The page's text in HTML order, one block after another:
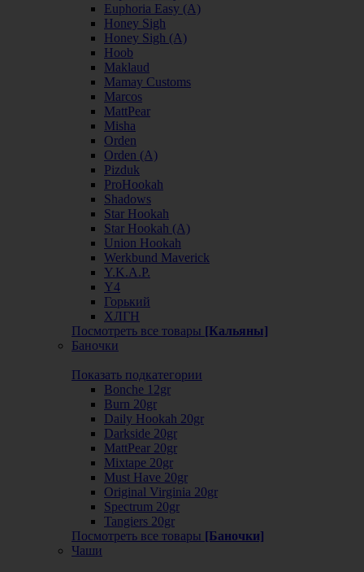
Euphoria Easy (А)
Honey Sigh
Honey Sigh (А)
Hoob
Maklaud
Mamay Customs
Marcos
MattPear
Misha
Orden
Orden (А)
Pizduk
ProHookah
Shadows
Star Hookah
Star Hookah (А)
Union Hookah
Werkbund Maverick
Y.K.A.P.
Y4
Горький
ХЛГН
Посмотреть все товары [Кальяны]
Баночки
Показать подкатегории
Bonche 12gr
Burn 20gr
Daily Hookah 20gr
Darkside 20gr
MattPear 20gr
Mixtape 20gr
Must Have 20gr
Original Virginia 20gr
Spectrum 20gr
Tangiers 20gr
Посмотреть все товары [Баночки]
Чаши